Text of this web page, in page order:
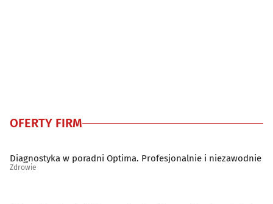
OFERTY FIRM
Diagnostyka w poradni Optima. Profesjonalnie i niezawodnie
Zdrowie